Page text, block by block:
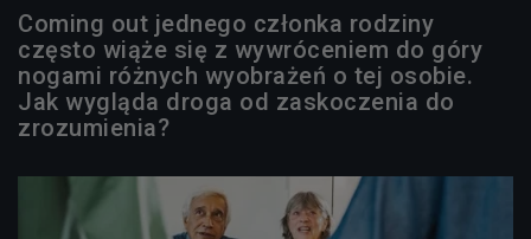
Coming out jednego członka rodziny
często wiąże się z wywróceniem do góry
nogami różnych wyobrażeń o tej osobie.
Jak wygląda droga od zaskoczenia do
zrozumienia?